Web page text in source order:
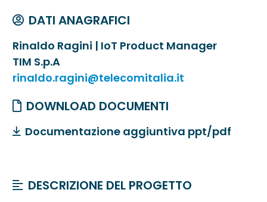
DATI ANAGRAFICI
Rinaldo Ragini | IoT Product Manager
TIM S.p.A
rinaldo.ragini@telecomitalia.it
DOWNLOAD DOCUMENTI
Documentazione aggiuntiva ppt/pdf
DESCRIZIONE DEL PROGETTO